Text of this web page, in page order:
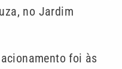
no Jardim
foi às